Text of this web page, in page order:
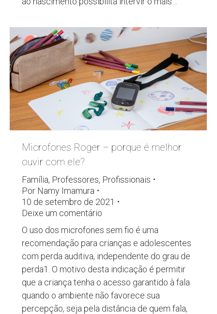
Microfones Roger – porque é melhor
ouvir com ele?
Família, Professores, Profissionais
Por Namy Imamura
10 de setembro de 2021
Deixe um comentário
O uso dos microfones sem fio é uma
recomendação para crianças e adolescentes
com perda auditiva, independente do grau de
perda1. O motivo desta indicação é permitir
que a criança tenha o acesso garantido à fala
quando o ambiente não favorece sua
percepção, seja pela distância de quem fala,